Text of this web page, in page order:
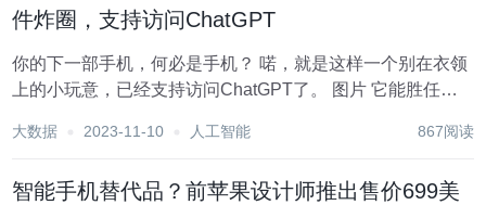
件炸圈，支持访问ChatGPT
你的下一部手机，何必是手机？ 喏，就是这样一个别在衣领
上的小玩意，已经支持访问ChatGPT了。 图片 它能胜任诸
助手，让它打电话、写短信、整理邮件等。 图片 转动手掌就
大数据 2023-11-10 人工智能 867阅读
智能手机替代品？前苹果设计师推出售价699美